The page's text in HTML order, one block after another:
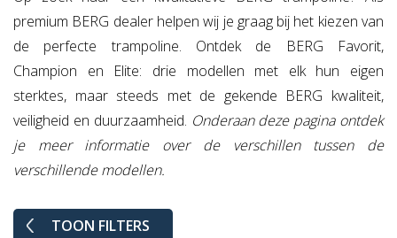
premium BERG dealer helpen wij je graag bij het kiezen van
de perfecte trampoline. Ontdek de BERG Favorit,
Champion en Elite: drie modellen met elk hun eigen
sterktes, maar steeds met de gekende BERG kwaliteit,
veiligheid en duurzaamheid. Onderaan deze pagina ontdek
je meer informatie over de verschillen tussen de
verschillende modellen.
TOON FILTERS